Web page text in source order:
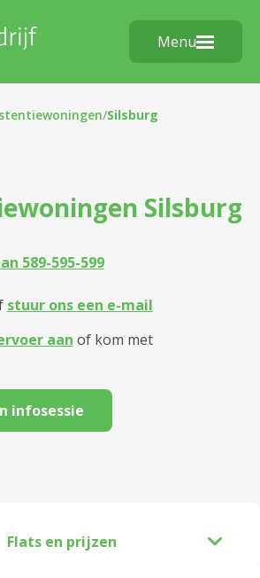
Menu
/Silsburg
Silsburg
589-595-599
stuur ons een e-mail
aan of kom met
infosessie
Flats en prijzen